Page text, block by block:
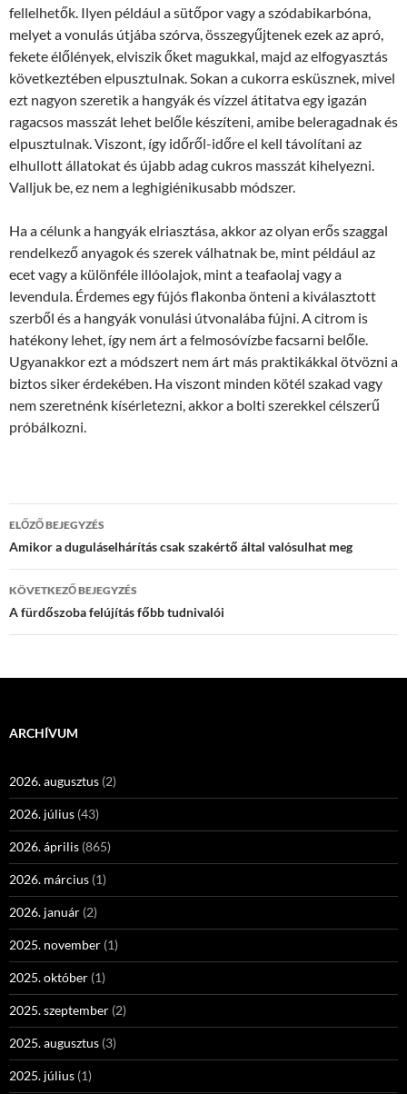
fellelhetők. Ilyen például a sütőpor vagy a szódabikarbóna,
melyet a vonulás útjába szórva, összegyűjtenek ezek az apró,
fekete élőlények, elviszik őket magukkal, majd az elfogyasztás
következtében elpusztulnak. Sokan a cukorra esküsznek, mivel
ezt nagyon szeretik a hangyák és vízzel átitatva egy igazán
ragacsos masszát lehet belőle készíteni, amibe beleragadnak és
elpusztulnak. Viszont, így időről-időre el kell távolítani az
elhullott állatokat és újabb adag cukros masszát kihelyezni.
Valljuk be, ez nem a leghigiénikusabb módszer.
Ha a célunk a hangyák elriasztása, akkor az olyan erős szaggal
rendelkező anyagok és szerek válhatnak be, mint például az
ecet vagy a különféle illóolajok, mint a teafaolaj vagy a
levendula. Érdemes egy fújós flakonba önteni a kiválasztott
szerből és a hangyák vonulási útvonalába fújni. A citrom is
hatékony lehet, így nem árt a felmosóvízbe facsarni belőle.
Ugyanakkor ezt a módszert nem árt más praktikákkal ötvözni a
biztos siker érdekében. Ha viszont minden kötél szakad vagy
nem szeretnénk kísérletezni, akkor a bolti szerekkel célszerű
próbálkozni.
Bejegyzés
navigáció
ELŐZŐ BEJEGYZÉS
Amikor a duguláselhárítás csak szakértő által valósulhat meg
KÖVETKEZŐ BEJEGYZÉS
A fürdőszoba felújítás főbb tudnivalói
ARCHÍVUM
2026. augusztus (2)
2026. július (43)
2026. április (865)
2026. március (1)
2026. január (2)
2025. november (1)
2025. október (1)
2025. szeptember (2)
2025. augusztus (3)
2025. július (1)